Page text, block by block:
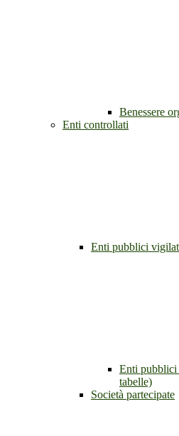
Benessere
Enti controllati
Enti pubblici
Enti pubblici
tabelle)
Società partecipate